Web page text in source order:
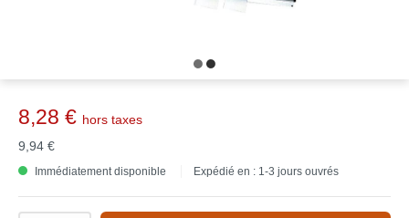
8,28 € hors taxes
9,94 €
Immédiatement disponible Expédié en : 1-3 jours ouvrés